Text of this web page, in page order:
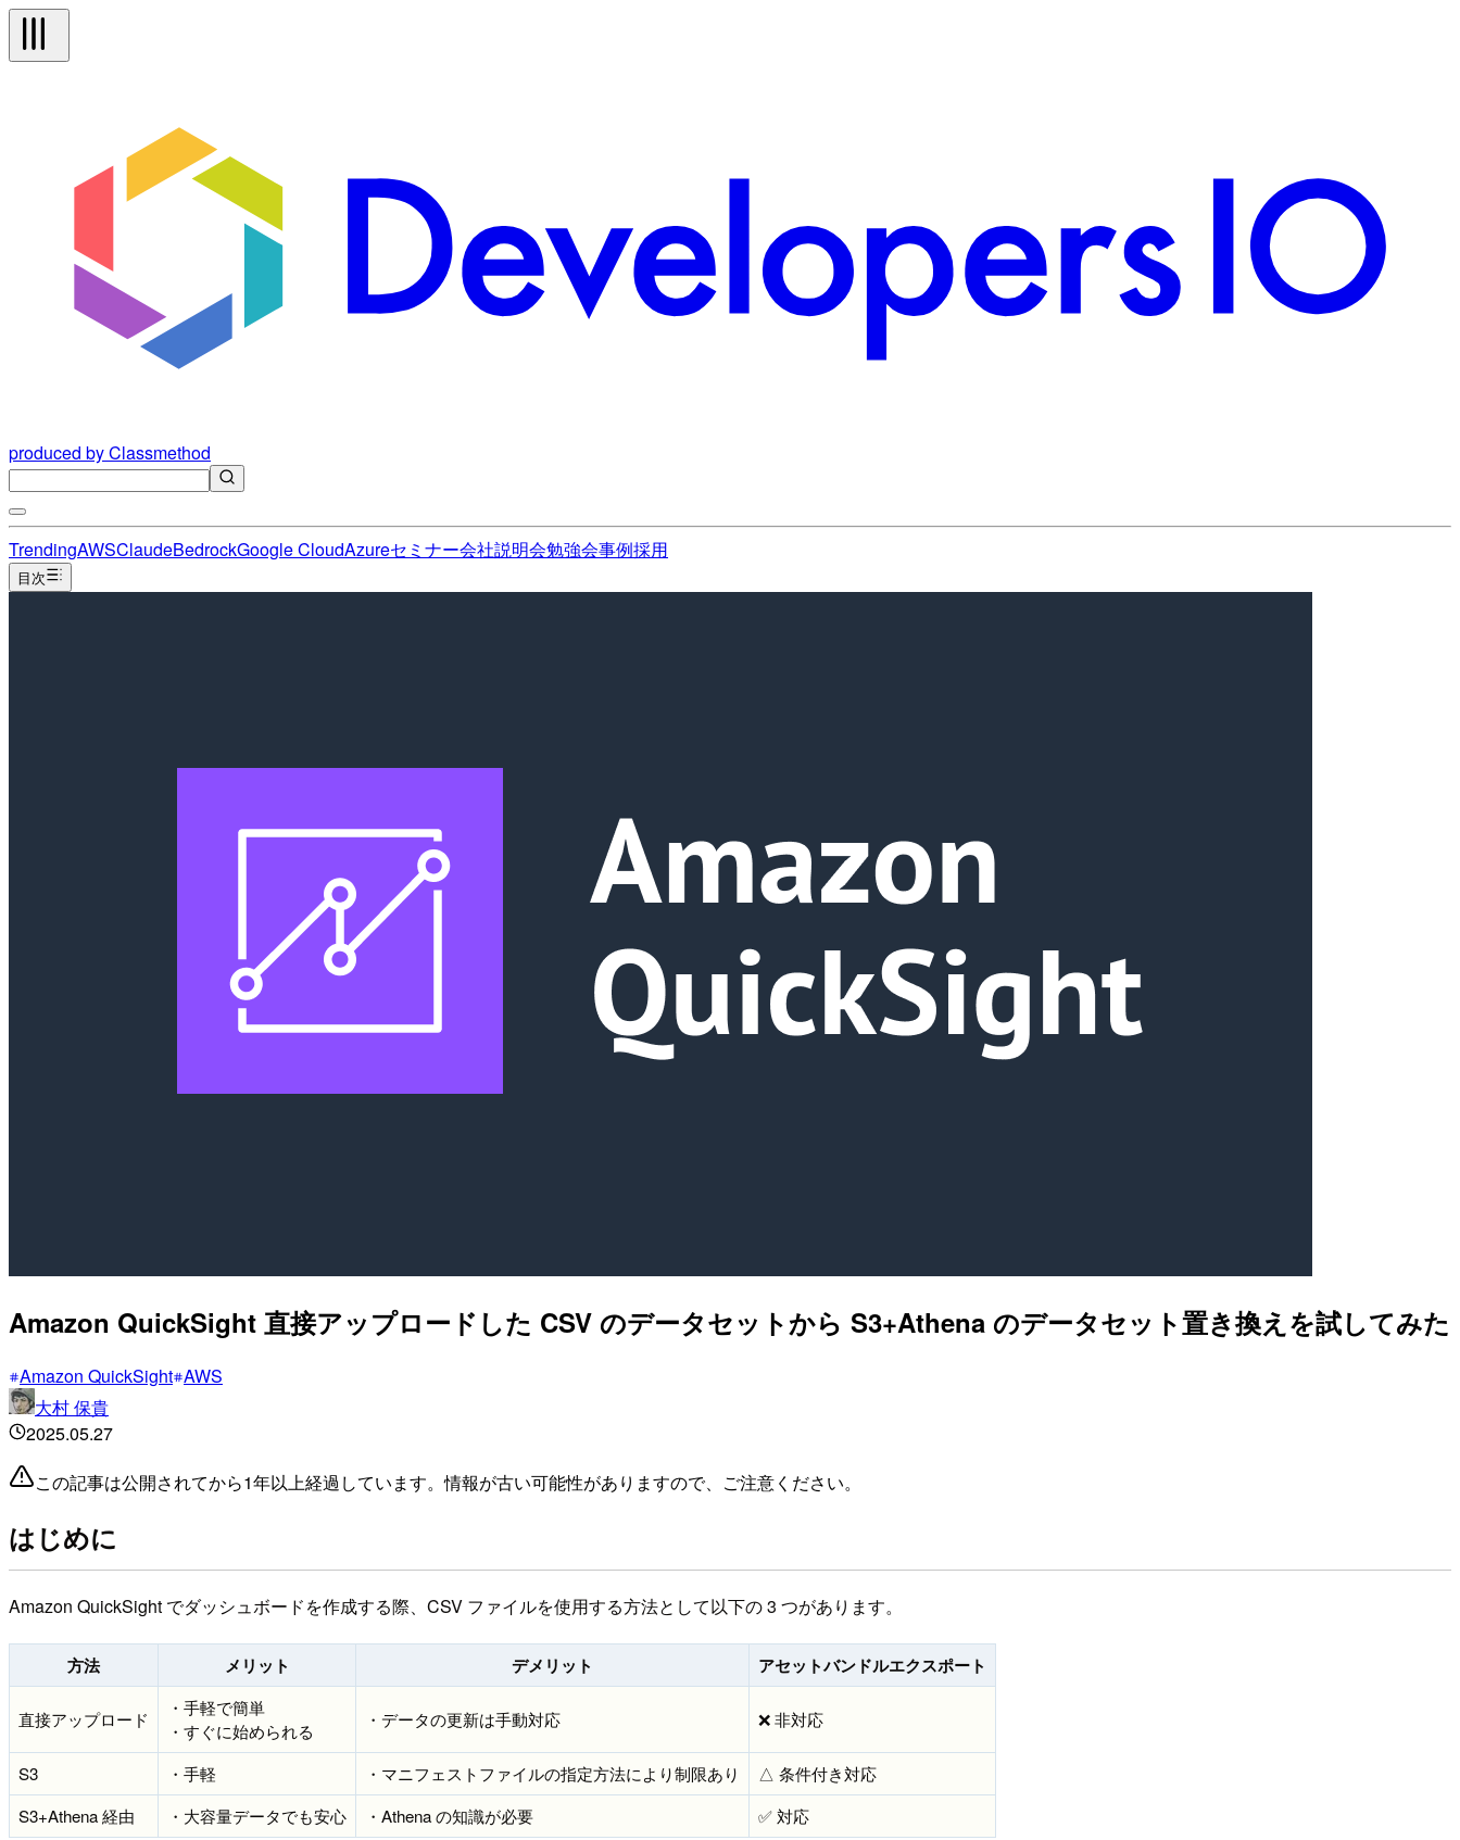
produced by Classmethod
TrendingAWSClaudeBedrockGoogle CloudAzureセミナー会社説明会勉強会事例採用
目次
Amazon QuickSight 直接アップロードした CSV のデータセットから S3+Athena のデータセット置き換えを試してみた
Amazon QuickSight AWS
大村 保貴
2025.05.27
この記事は公開されてから1年以上経過しています。情報が古い可能性がありますので、ご注意ください。
はじめに
Amazon QuickSight でダッシュボードを作成する際、CSV ファイルを使用する方法として以下の 3 つがあります。
方法 メリット デメリット アセットバンドルエクスポート
直接アップロード
・手軽で簡単
・すぐに始められる
・データの更新は手動対応 ❌ 非対応
S3 ・手軽 ・マニフェストファイルの指定方法により制限あり
△ 条件付き対応
S3+Athena 経由
・大容量データでも安心 ・Athena の知識が必要 ✅ 対応